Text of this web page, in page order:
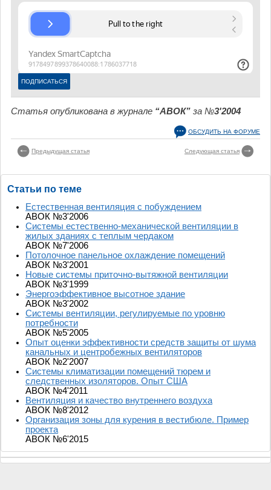
Статья опубликована в журнале “АВОК” за №3'2004
ОБСУДИТЬ НА ФОРУМЕ
Предыдущая статья Следующая статья
Статьи по теме
Естественная вентиляция с побуждением
АВОК №3'2006
Системы естественно-механической вентиляции в
жилых зданиях с теплым чердаком
АВОК №7'2006
Потолочное панельное охлаждение помещений
АВОК №3'2001
Новые системы приточно-вытяжной вентиляции
АВОК №3'1999
Энергоэффективное высотное здание
АВОК №3'2002
Системы вентиляции, регулируемые по уровню
потребности
АВОК №5'2005
Опыт оценки эффективности средств защиты от шума
канальных и центробежных вентиляторов
АВОК №2'2007
Системы климатизации помещений тюрем и
следственных изоляторов. Опыт США
АВОК №4'2011
Вентиляция и качество внутреннего воздуха
АВОК №8'2012
Организация зоны для курения в вестибюле. Пример
проекта
АВОК №6'2015